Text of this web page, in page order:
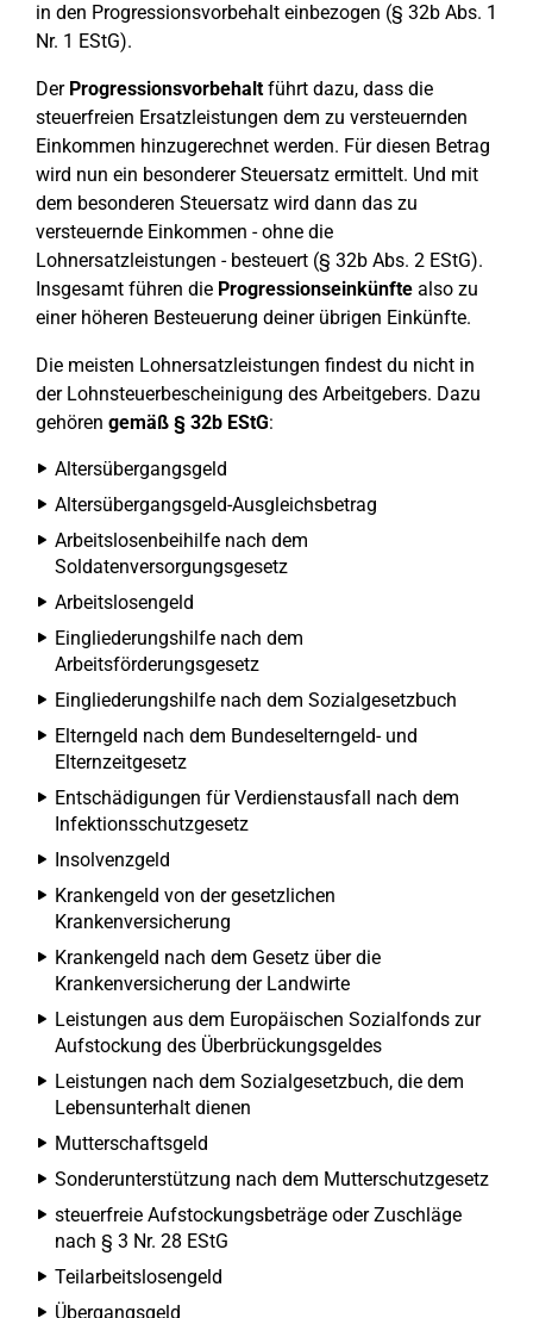
in den Progressionsvorbehalt einbezogen (§ 32b Abs. 1
Nr. 1 EStG).
Der Progressionsvorbehaltführt dazu, dass die
steuerfreien Ersatzleistungen dem zu versteuernden
Einkommen hinzugerechnet werden. Für diesen Betrag
wird nun ein besonderer Steuersatz ermittelt. Und mit
dem besonderen Steuersatz wird dann das zu
versteuernde Einkommen - ohne die
Lohnersatzleistungen - besteuert (§ 32b Abs. 2 EStG).
Insgesamt führen die Progressionseinkünfte also zu
einer höheren Besteuerung deiner übrigen Einkünfte.
Die meisten Lohnersatzleistungen findest du nicht in
der Lohnsteuerbescheinigung des Arbeitgebers. Dazu
gehören gemäß § 32b EStG:
Altersübergangsgeld
Altersübergangsgeld-Ausgleichsbetrag
Arbeitslosenbeihilfe nach dem
Soldatenversorgungsgesetz
Arbeitslosengeld
Eingliederungshilfe nach dem
Arbeitsförderungsgesetz
Eingliederungshilfe nach dem Sozialgesetzbuch
Elterngeld nach dem Bundeselterngeld- und
Elternzeitgesetz
Entschädigungen für Verdienstausfall nach dem
Infektionsschutzgesetz
Insolvenzgeld
Krankengeld von der gesetzlichen
Krankenversicherung
Krankengeld nach dem Gesetz über die
Krankenversicherung der Landwirte
Leistungen aus dem Europäischen Sozialfonds zur
Aufstockung des Überbrückungsgeldes
Leistungen nach dem Sozialgesetzbuch, die dem
Lebensunterhalt dienen
Mutterschaftsgeld
Sonderunterstützung nach dem Mutterschutzgesetz
steuerfreie Aufstockungsbeträge oder Zuschläge
nach § 3 Nr. 28 EStG
Teilarbeitslosengeld
Übergangsgeld